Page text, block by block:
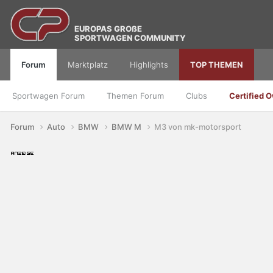
EUROPAS GROßE
SPORTWAGEN COMMUNITY
Forum
Sportwagen Forum Themen Forum Clubs Certified
Marktplatz Highlights TOP THEMEN
Forum Auto BMW BMW M M3 von mk-motorsport